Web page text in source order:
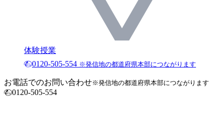
体験授業
0120-505-554 ※発信地の都道府県本部につながります
お電話でのお問い合わせ※発信地の都道府県本部につながります
0120-505-554